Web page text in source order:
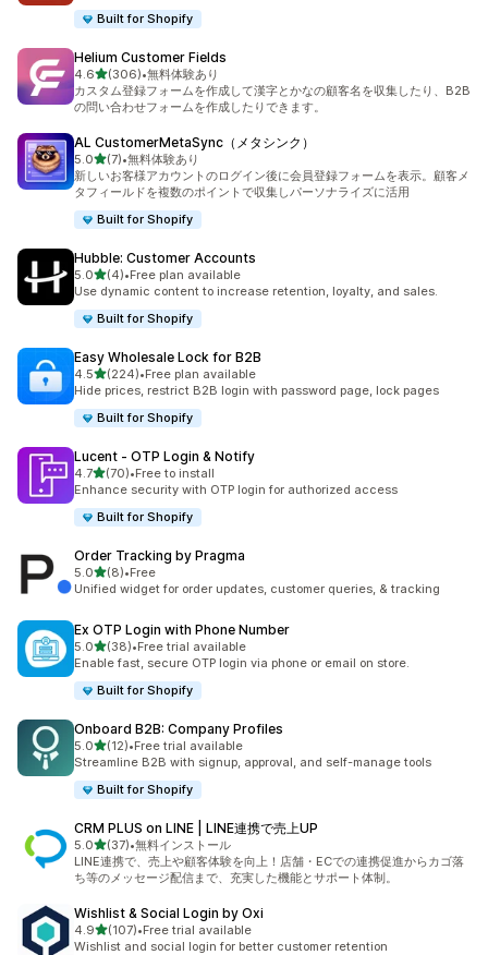
Built for Shopify
Helium Customer Fields
4.65つ星中
(306)
合計レビュー数：306件
•無料体験あり
カスタム登録フォームを作成して漢字とかなの顧客名を収集したり、B2B
の問い合わせフォームを作成したりできます。
AL CustomerMetaSync（メタシンク）
5.05つ星中
(7)
合計レビュー数：7件
•無料体験あり
新しいお客様アカウントのログイン後に会員登録フォームを表示。顧客メ
タフィールドを複数のポイントで収集しパーソナライズに活用
Built for Shopify
Hubble: Customer Accounts
5.05つ星中
(4)
合計レビュー数：4件
•Free plan available
Use dynamic content to increase retention, loyalty, and sales.
Built for Shopify
Easy Wholesale Lock for B2B
4.55つ星中
(224)
合計レビュー数：224件
•Free plan available
Hide prices, restrict B2B login with password page, lock pages
Built for Shopify
Lucent ‑ OTP Login & Notify
4.75つ星中
(70)
合計レビュー数：70件
•Free to install
Enhance security with OTP login for authorized access
Built for Shopify
Order Tracking by Pragma
5.05つ星中
(8)
合計レビュー数：8件
•Free
Unified widget for order updates, customer queries, & tracking
Ex OTP Login with Phone Number
5.05つ星中
(38)
合計レビュー数：38件
•Free trial available
Enable fast, secure OTP login via phone or email on store.
Built for Shopify
Onboard B2B: Company Profiles
5.05つ星中
(12)
合計レビュー数：12件
•Free trial available
Streamline B2B with signup, approval, and self-manage tools
Built for Shopify
CRM PLUS on LINE | LINE連携で売上UP
5.05つ星中
(37)
合計レビュー数：37件
•無料インストール
LINE連携で、売上や顧客体験を向上！店舗・ECでの連携促進からカゴ落
ち等のメッセージ配信まで、充実した機能とサポート体制。
Wishlist & Social Login by Oxi
4.95つ星中
(107)
合計レビュー数：107件
•Free trial available
Wishlist and social login for better customer retention